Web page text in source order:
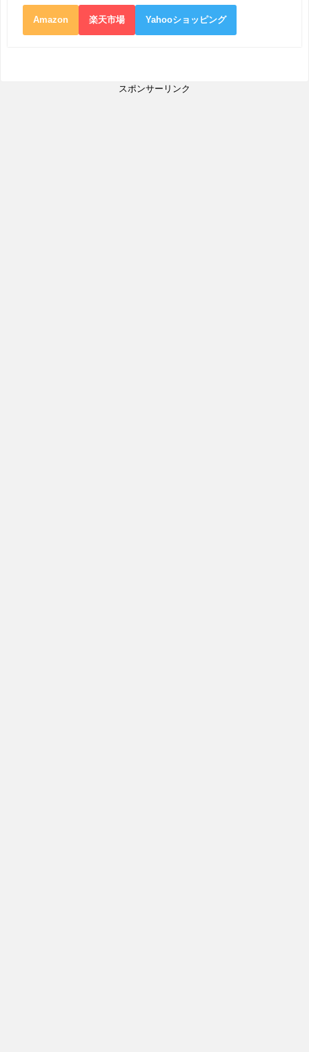
Amazon 楽天市場 Yahooショッピング
スポンサーリンク